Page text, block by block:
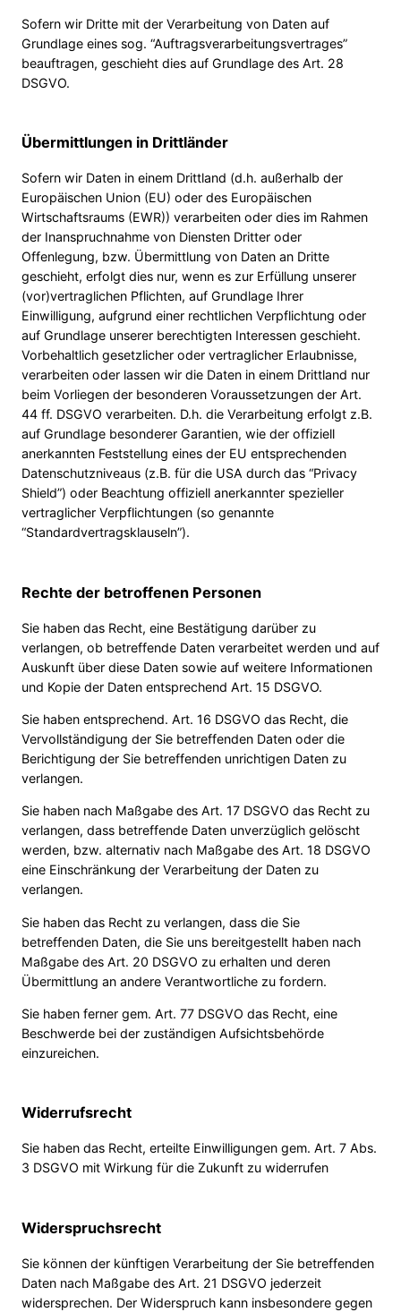
Sofern wir Dritte mit der Verarbeitung von Daten auf
Grundlage eines sog. “Auftragsverarbeitungsvertrages”
beauftragen, geschieht dies auf Grundlage des Art. 28
DSGVO.
Übermittlungen in Drittländer
Sofern wir Daten in einem Drittland (d.h. außerhalb der
Europäischen Union (EU) oder des Europäischen
Wirtschaftsraums (EWR)) verarbeiten oder dies im Rahmen
der Inanspruchnahme von Diensten Dritter oder
Offenlegung, bzw. Übermittlung von Daten an Dritte
geschieht, erfolgt dies nur, wenn es zur Erfüllung unserer
(vor)vertraglichen Pflichten, auf Grundlage Ihrer
Einwilligung, aufgrund einer rechtlichen Verpflichtung oder
auf Grundlage unserer berechtigten Interessen geschieht.
Vorbehaltlich gesetzlicher oder vertraglicher Erlaubnisse,
verarbeiten oder lassen wir die Daten in einem Drittland nur
beim Vorliegen der besonderen Voraussetzungen der Art.
44 ff. DSGVO verarbeiten. D.h. die Verarbeitung erfolgt z.B.
auf Grundlage besonderer Garantien, wie der offiziell
anerkannten Feststellung eines der EU entsprechenden
Datenschutzniveaus (z.B. für die USA durch das “Privacy
Shield”) oder Beachtung offiziell anerkannter spezieller
vertraglicher Verpflichtungen (so genannte
“Standardvertragsklauseln”).
Rechte der betroffenen Personen
Sie haben das Recht, eine Bestätigung darüber zu
verlangen, ob betreffende Daten verarbeitet werden und auf
Auskunft über diese Daten sowie auf weitere Informationen
und Kopie der Daten entsprechend Art. 15 DSGVO.
Sie haben entsprechend. Art. 16 DSGVO das Recht, die
Vervollständigung der Sie betreffenden Daten oder die
Berichtigung der Sie betreffenden unrichtigen Daten zu
verlangen.
Sie haben nach Maßgabe des Art. 17 DSGVO das Recht zu
verlangen, dass betreffende Daten unverzüglich gelöscht
werden, bzw. alternativ nach Maßgabe des Art. 18 DSGVO
eine Einschränkung der Verarbeitung der Daten zu
verlangen.
Sie haben das Recht zu verlangen, dass die Sie
betreffenden Daten, die Sie uns bereitgestellt haben nach
Maßgabe des Art. 20 DSGVO zu erhalten und deren
Übermittlung an andere Verantwortliche zu fordern.
Sie haben ferner gem. Art. 77 DSGVO das Recht, eine
Beschwerde bei der zuständigen Aufsichtsbehörde
einzureichen.
Widerrufsrecht
Sie haben das Recht, erteilte Einwilligungen gem. Art. 7 Abs.
3 DSGVO mit Wirkung für die Zukunft zu widerrufen
Widerspruchsrecht
Sie können der künftigen Verarbeitung der Sie betreffenden
Daten nach Maßgabe des Art. 21 DSGVO jederzeit
widersprechen. Der Widerspruch kann insbesondere gegen